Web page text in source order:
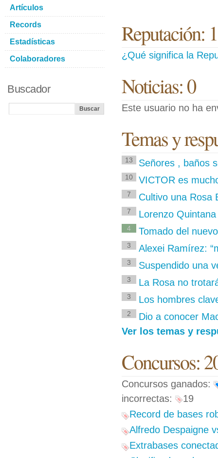
Reputación:
¿Qué significa la
Noticias: 0
Este usuario no ha
Temas y
13 Señores , baños
10 VICTOR es
7 Cultivo una Rosa
7 Lorenzo
4 Tomado del
3 Alexei Ramírez:
3 Suspendido una
3 La Rosa no
3 Los hombres
2
Dio a conocer
Ver los temas y
Concursos:
Concursos ganados:
incorrectas:
19
Record de bases
Alfredo Despaigne
Extrabases
Artículos
Records
Estadísticas
Colaboradores
Buscador